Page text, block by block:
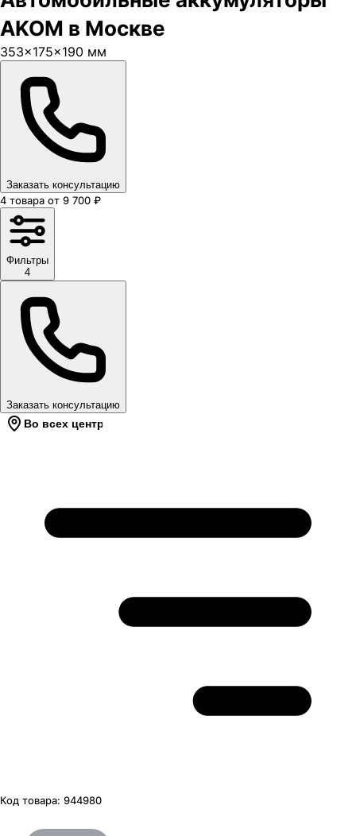
AKOM в Москве
353×175×190 мм
Заказать консультацию
4 товара от 9 700 ₽
Фильтры
4
Заказать консультацию
Во всех центрах
Код товара: 944980